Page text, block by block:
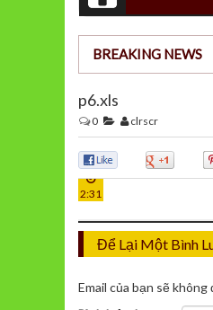
BREAKING NEWS
p6.xls
0
clrscr
15
TH8
2:31
Để Lại Một Bình
Email của bạn sẽ